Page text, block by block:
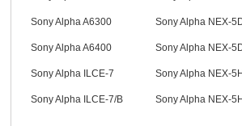
Sony Alpha A6300 Sony Alpha NEX-
Sony Alpha A6400 Sony Alpha NEX-
Sony Alpha ILCE-7 Sony Alpha NEX-5H
Sony Alpha ILCE-7/B Sony Alpha NEX-